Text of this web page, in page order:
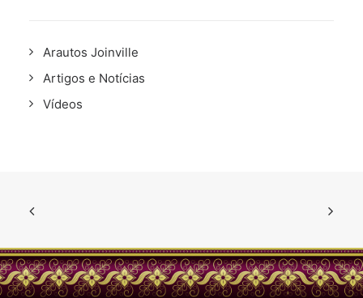
Arautos Joinville
Artigos e Notícias
Vídeos